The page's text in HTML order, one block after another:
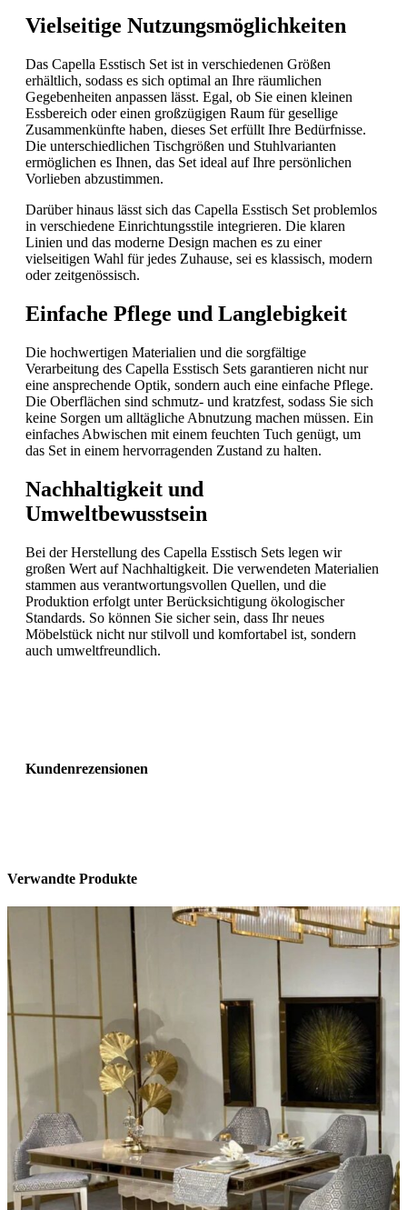
Vielseitige Nutzungsmöglichkeiten
Das Capella Esstisch Set ist in verschiedenen Größen
erhältlich, sodass es sich optimal an Ihre räumlichen
Gegebenheiten anpassen lässt. Egal, ob Sie einen kleinen
Essbereich oder einen großzügigen Raum für gesellige
Zusammenkünfte haben, dieses Set erfüllt Ihre Bedürfnisse.
Die unterschiedlichen Tischgrößen und Stuhlvarianten
ermöglichen es Ihnen, das Set ideal auf Ihre persönlichen
Vorlieben abzustimmen.
Darüber hinaus lässt sich das Capella Esstisch Set problemlos
in verschiedene Einrichtungsstile integrieren. Die klaren
Linien und das moderne Design machen es zu einer
vielseitigen Wahl für jedes Zuhause, sei es klassisch, modern
oder zeitgenössisch.
Einfache Pflege und Langlebigkeit
Die hochwertigen Materialien und die sorgfältige
Verarbeitung des Capella Esstisch Sets garantieren nicht nur
eine ansprechende Optik, sondern auch eine einfache Pflege.
Die Oberflächen sind schmutz- und kratzfest, sodass Sie sich
keine Sorgen um alltägliche Abnutzung machen müssen. Ein
einfaches Abwischen mit einem feuchten Tuch genügt, um
das Set in einem hervorragenden Zustand zu halten.
Nachhaltigkeit und
Umweltbewusstsein
Bei der Herstellung des Capella Esstisch Sets legen wir
großen Wert auf Nachhaltigkeit. Die verwendeten Materialien
stammen aus verantwortungsvollen Quellen, und die
Produktion erfolgt unter Berücksichtigung ökologischer
Standards. So können Sie sicher sein, dass Ihr neues
Möbelstück nicht nur stilvoll und komfortabel ist, sondern
auch umweltfreundlich.
Kundenrezensionen
Verwandte Produkte